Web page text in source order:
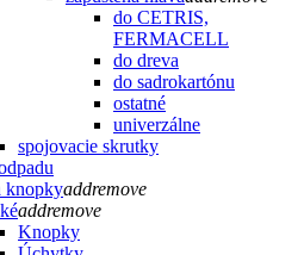
do CETRIS,
FERMACELL
do dreva
do sadrokartónu
ostatné
univerzálne
spojovacie skrutky
knopkyaddremove
addremove
Knopky